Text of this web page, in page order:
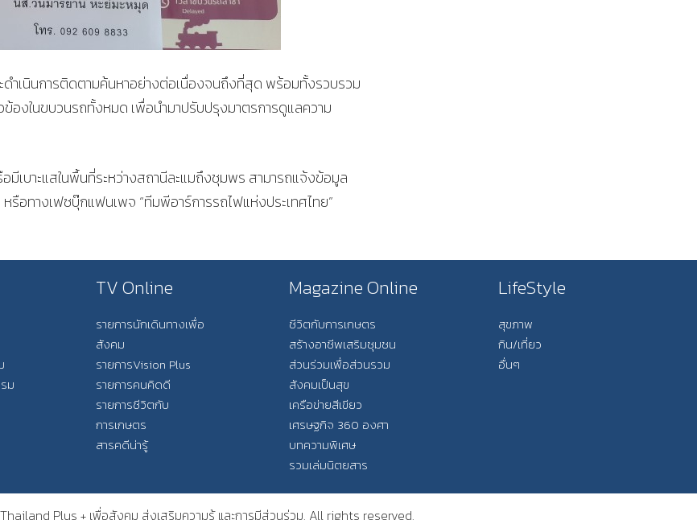
ำเนินการติดตามค้นหาอย่างต่อเนื่องจนถึงที่สุด พร้อมทั้งรวบรวม
องในขบวนรถทั้งหมด เพื่อนำมาปรับปรุงมาตรการดูแลความ
เบาะแสในพื้นที่ระหว่างสถานีละแมถึงชุมพร สามารถแจ้งข้อมูล
อทางเฟซบุ๊กแฟนเพจ “ทีมพีอาร์การรถไฟแห่งประเทศไทย”
ม
TV Online
รายการนักเดินทางเพื่อ
สังคม
รายการVision Plus
รายการคนคิดดี
รายการชีวิตกับ
การเกษตร
สารคดีน่ารู้
Magazine Online
ชีวิตกับการเกษตร
สร้างอาชีพเสริมชุมชน
ส่วนร่วมเพื่อส่วนรวม
สังคมเป็นสุข
เครือข่ายสีเขียว
เศรษฐกิจ 360 องศา
บทความพิเศษ
รวมเล่มนิตยสาร
LifeStyle
สุขภาพ
กิน/เที่ยว
อื่นๆ
Plus + เพื่อสังคม ส่งเสริมความรู้ และการมีส่วนร่วม. All rights reserved.